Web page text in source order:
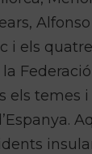
els
Federació
els temes